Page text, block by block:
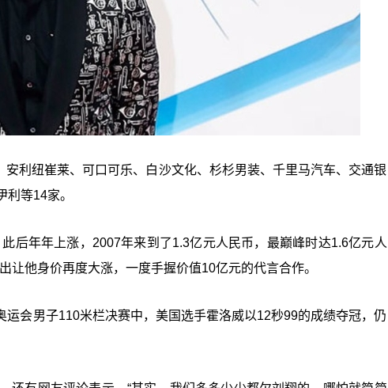
利纽崔莱、可口可乐、白沙文化、杉杉男装、千里马汽车、交通银
等14家。
后年年上涨，2007年来到了1.3亿元人民币，最巅峰时达1.6亿元人
他身价再度大涨，一度手握价值10亿元的代言合作。
会男子110米栏决赛中，美国选手霍洛威以12秒99的成绩夺冠，仍